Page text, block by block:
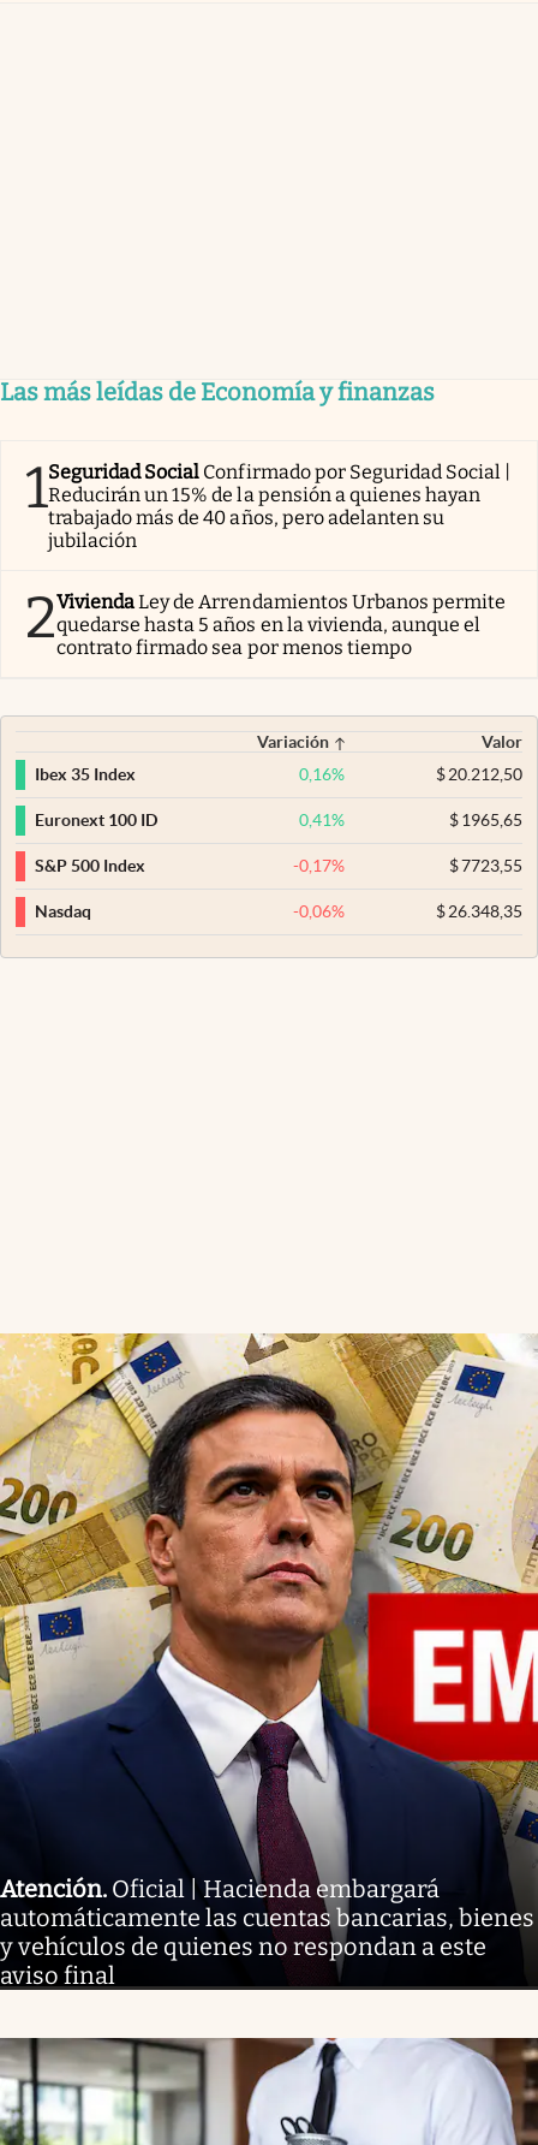
Las más leídas de Economía y finanzas
1Seguridad Social Confirmado por Seguridad Social |
Reducirán un 15% de la pensión a quienes hayan
trabajado más de 40 años, pero adelanten su
jubilación
2ViviendaLey de Arrendamientos Urbanos permite
quedarse hasta 5 años en la vivienda, aunque el
contrato firmado sea por menos tiempo
Variación
Valor
Ibex 35 Index
0,16% $20.212,50
Euronext 100 ID 0,41% $1965,65
S&P 500 Index -0,17% $7723,55
Nasdaq -0,06% $26.348,35
Atención. Oficial | Hacienda embargará
automáticamente las cuentas bancarias, bienes
y vehículos de quienes no respondan a este
aviso final